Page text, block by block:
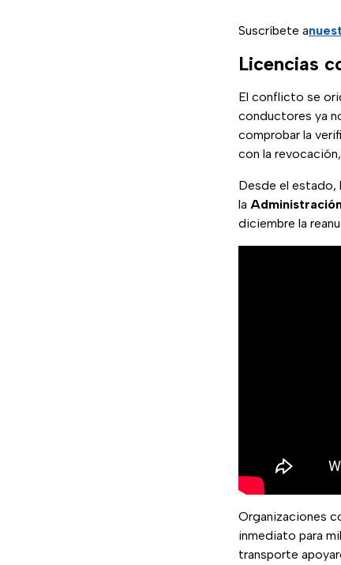
Suscríbete a
Licencias
El conflicto se
conductores ya
comprobar la
con la
Desde el estado,
la
diciembre la
Organizaciones
inmediato para
transporte